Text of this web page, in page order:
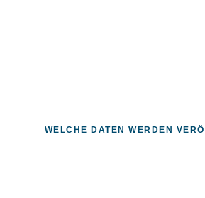
WELCHE DATEN WERDEN